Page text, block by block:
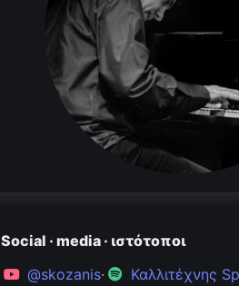
Social · media · ιστότοποι
@skozanis· Καλλιτέχνης